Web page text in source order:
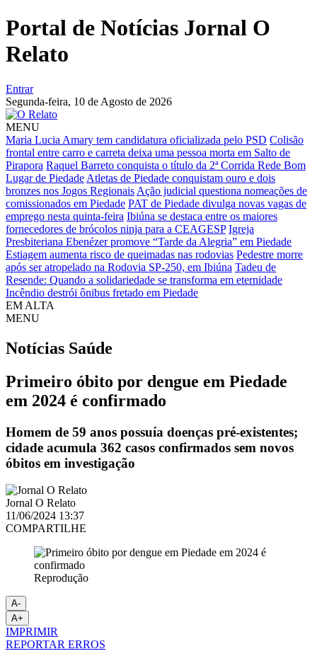
Portal de Notícias Jornal O
Relato
Entrar
Segunda-feira, 10 de Agosto de 2026
MENU
Maria Lucia Amary tem candidatura oficializada pelo PSD Colisão
frontal entre carro e carreta deixa uma pessoa morta em Salto de
Pirapora Raquel Barreto conquista o título da 2ª Corrida Rede Bom
Lugar de Piedade Atletas de Piedade conquistam ouro e dois
bronzes nos Jogos Regionais Ação judicial questiona nomeações de
comissionados em Piedade PAT de Piedade divulga novas vagas de
emprego nesta quinta-feira Ibiúna se destaca entre os maiores
fornecedores de brócolos ninja para a CEAGESP Igreja
Presbiteriana Ebenézer promove “Tarde da Alegria” em Piedade
Estiagem aumenta risco de queimadas nas rodovias Pedestre morre
após ser atropelado na Rodovia SP-250, em Ibiúna Tadeu de
Resende: Quando a solidariedade se transforma em eternidade
Incêndio destrói ônibus fretado em Piedade
EM ALTA
MENU
Notícias Saúde
Primeiro óbito por dengue em Piedade
em 2024 é confirmado
Homem de 59 anos possuía doenças pré-existentes;
cidade acumula 362 casos confirmados sem novos
óbitos em investigação
Jornal O Relato
11/06/2024 13:37
COMPARTILHE
Reprodução
A-
A+
IMPRIMIR
REPORTAR ERROS